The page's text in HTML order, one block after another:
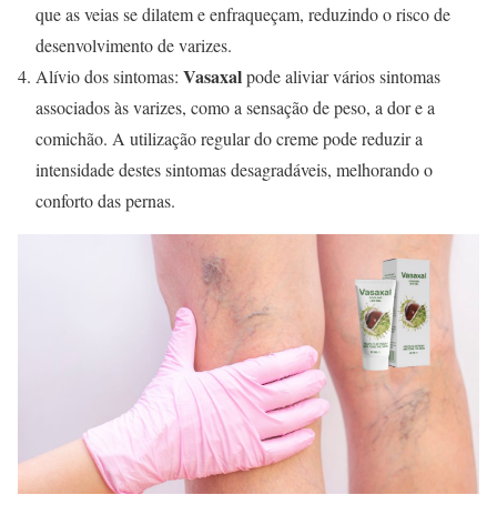
que as veias se dilatem e enfraqueçam, reduzindo o risco de
desenvolvimento de varizes.
Alívio dos sintomas: Vasaxalpode aliviar vários sintomas
associados às varizes, como a sensação de peso, a dor e a
comichão. A utilização regular do creme pode reduzir a
intensidade destes sintomas desagradáveis, melhorando o
conforto das pernas.